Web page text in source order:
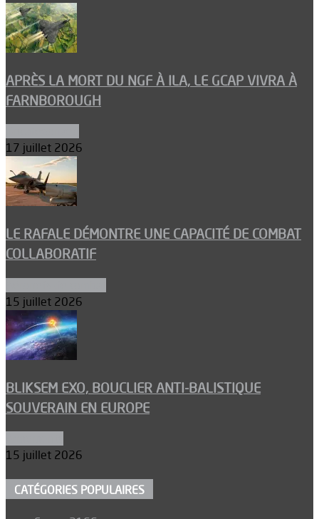
APRÈS LA MORT DU NGF À ILA, LE GCAP VIVRA À
FARNBOROUGH
17 juillet 2026
LE RAFALE DÉMONTRE UNE CAPACITÉ DE COMBAT
COLLABORATIF
15 juillet 2026
BLIKSEM EXO, BOUCLIER ANTI-BALISTIQUE
SOUVERAIN EN EUROPE
15 juillet 2026
CATÉGORIES POPULAIRES